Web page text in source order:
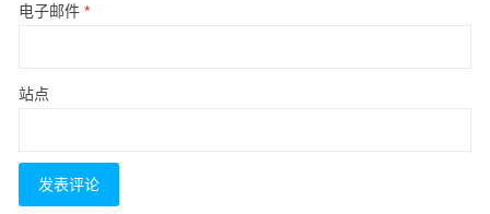
电子邮件 *
站点